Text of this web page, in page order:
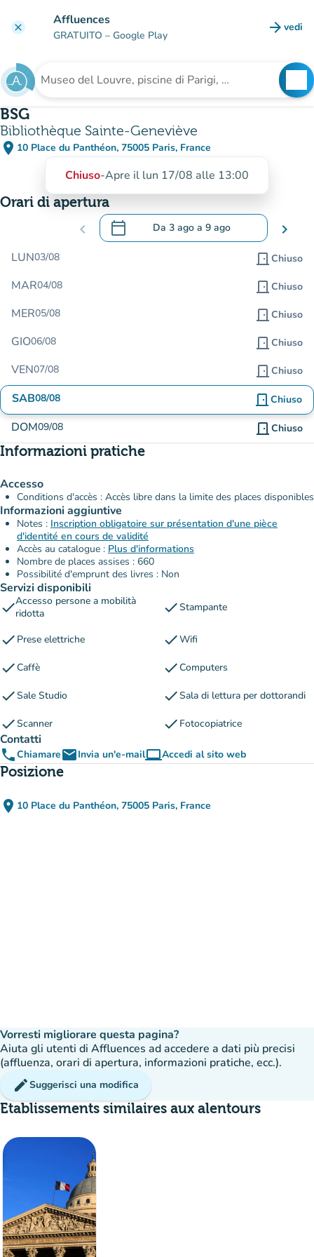
clear Affluences
GRATUITO – Google Play arrow_forward vedi
Cerca una struttura
BSG
Bibliothèque Sainte-Geneviève
place 10 Place du Panthéon, 75005 Paris, France
(apri in Google Maps)
(nuova scheda)
Chiuso-Apre il lun 17/08 alle 13:00
Orari di apertura
chevron_left calendar_today Da 3 ago a 9 ago
.Aprire il calendario per modificare le
chevron_right
LUN03/08 door_front Chiuso
MAR04/08 door_front Chiuso
MER05/08 door_front Chiuso
GIO06/08 door_front Chiuso
VEN07/08 door_front Chiuso
SAB08/08 door_front Chiuso
DOM09/08 door_front Chiuso
Informazioni pratiche
Accesso
Conditions d'accès : Accès libre dans la limite des places disponibles
Informazioni aggiuntive
Notes : Inscription obligatoire sur présentation d'une pièce
d'identité en cours de validité
Accès au catalogue : Plus d'informations
Nombre de places assises : 660
Possibilité d'emprunt des livres : Non
Servizi disponibili
checkAccesso persone a mobilità
ridotta
checkStampante
check Prese elettriche checkWifi
checkCaffè checkComputers
checkSale Studio checkSala di lettura per dottorandi
checkScanner check Fotocopiatrice
Contatti
phoneChiamareemailInvia un'e-mailcomputerAccedi al sito web
(nuova scheda)
Posizione
place 10 Place du Panthéon, 75005 Paris, France
(apri in Google Maps)
(nuova scheda)
Vorresti migliorare questa pagina?
Aiuta gli utenti di Affluences ad accedere a dati più precisi
(affluenza, orari di apertura, informazioni pratiche, ecc.).
editSuggerisci una modifica
Etablissements similaires aux alentours